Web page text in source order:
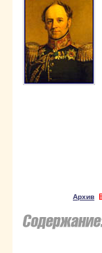
Архив